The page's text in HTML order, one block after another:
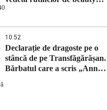
10:52
Declarație de dragoste pe o
stâncă de pe Transfăgărășan.
Bărbatul care a scris „Anna”